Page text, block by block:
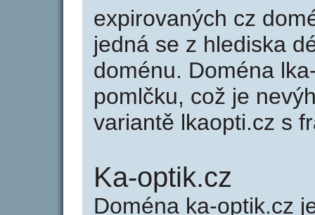
expirovaných cz
jedná se z hlediska
doménu. Doména
pomlčku, což je
variantě lkaopti.cz s
Ka-optik.cz
Doména ka-optik.cz